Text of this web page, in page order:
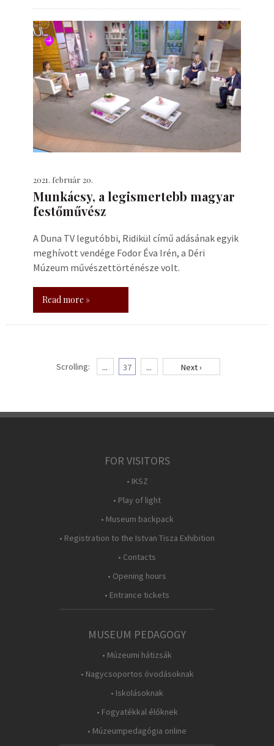
2021. február 20.
Munkácsy, a legismertebb magyar
festőművész
A Duna TV legutóbbi, Ridikül című adásának egyik
meghívott vendége Fodor Éva Irén, a Déri
Múzeum művészettörténésze volt.
Read more »
Scrolling: ... 37 ... Next ›
FOR VISITORS
• IKSZ
• Play of light
• Museum backpack
• Registration to the Istvan Tisza Exhibition
• Contacts
• Opening hours
• Entrance tickets
MUSEUM PEDAGOGY
• Múzeumi hátizsák
• Nagycsoportos óvodásoknak
• Iskolásoknak
• Fogyatékkal élőknek
• Múzeumpedagógia online